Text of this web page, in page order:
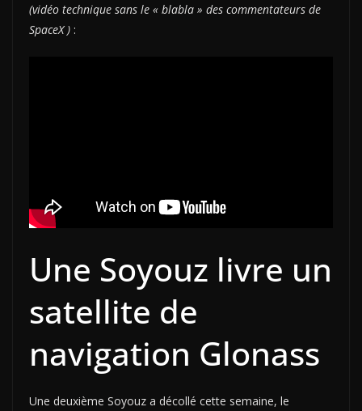
(vidéo technique sans le « blabla » des commentateurs de
SpaceX ) :
Une Soyouz livre un
satellite de
navigation Glonass
Une deuxième Soyouz a décollé cette semaine, le